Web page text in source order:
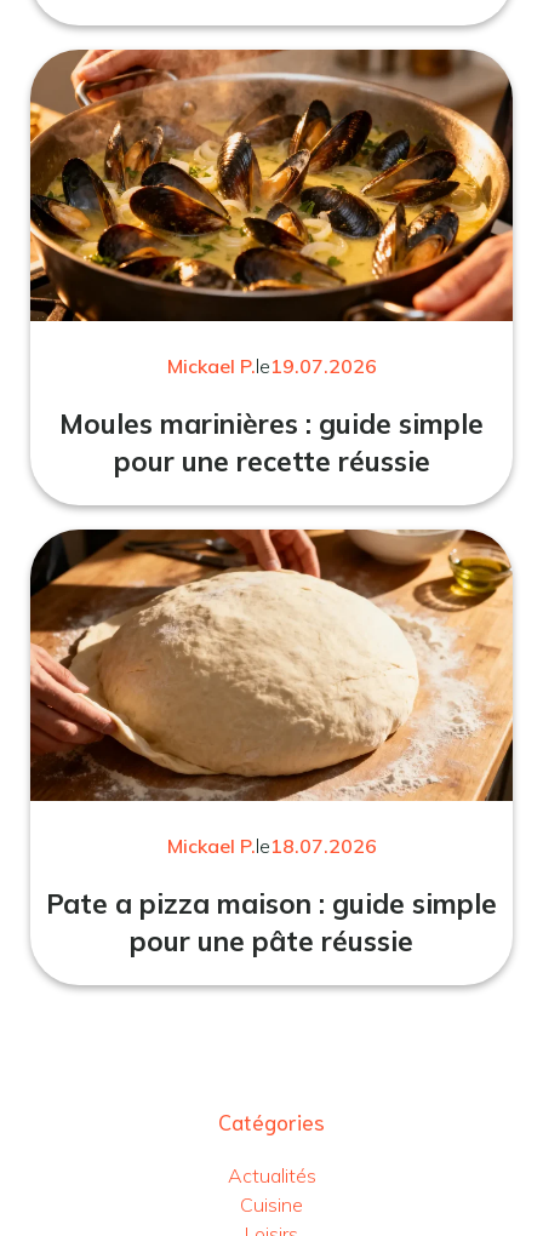
Mickael P.le19.07.2026
Moules marinières : guide simple
pour une recette réussie
Mickael P.le18.07.2026
Pate a pizza maison : guide simple
pour une pâte réussie
Catégories
Actualités
Cuisine